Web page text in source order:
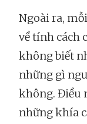
Ngoài ra,
về tính cách
không biết
những gì
không. Điều
những khía